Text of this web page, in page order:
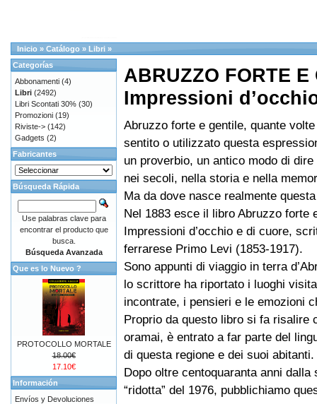
Inicio » Catálogo » Libri »
ABRUZZO FORTE E
Impressioni
Abruzzo forte e gentile, quante
sentito o utilizzato questa
un proverbio, un antico modo di
nei secoli, nella storia e nella
Ma da dove nasce realmente
Nel 1883 esce il libro Abruzzo forte
Impressioni d’occhio e di cuore,
ferrarese Primo Levi (1853-1917).
Sono appunti di viaggio in terra
lo scrittore ha riportato i luoghi
incontrate, i pensieri e le emozioni
Proprio da questo libro si fa risalire
oramai, è entrato a far parte del
di questa regione e dei suoi abitanti.
Dopo oltre centoquaranta anni
“ridotta” del 1976, pubblichiamo
Categorías
Abbonamenti (4)
Libri (2492)
Libri Scontati 30% (30)
Promozioni (19)
Riviste-> (142)
Gadgets (2)
Fabricantes
Búsqueda Rápida
Use palabras clave para
encontrar el producto que
busca.
Búsqueda Avanzada
Que es lo Nuevo ?
PROTOCOLLO MORTALE
18.00€
17.10€
Información
Envíos y Devoluciones